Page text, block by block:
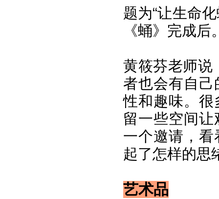
题为“让生命
《蛹》完成
黄筱芬老师说
者也会有自
性和趣味。
留一些空间
一个邀请，
起了怎样的思
艺术品